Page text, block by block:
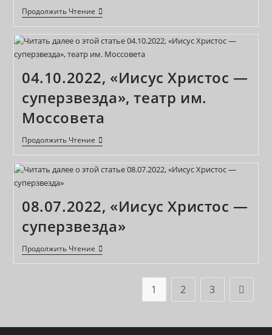
Продолжить Чтение02.01.2023,
«Иисус
Христос
—
Суперзвезда»,
Театр
Моссовета
04.10.2022, «Иисус Христос —
суперзвезда», театр им.
Моссовета
Продолжить Чтение04.10.2022,
«Иисус
Христос
—
Моссовета
08.07.2022, «Иисус Христос —
суперзвезда»
Продолжить Чтение08.07.2022,
«Иисус
Христос
Суперзвезда»1 2 3